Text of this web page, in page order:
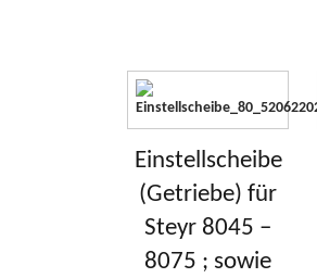
Einstellscheibe
(Getriebe) für
Steyr 8045 –
8075 ; sowie